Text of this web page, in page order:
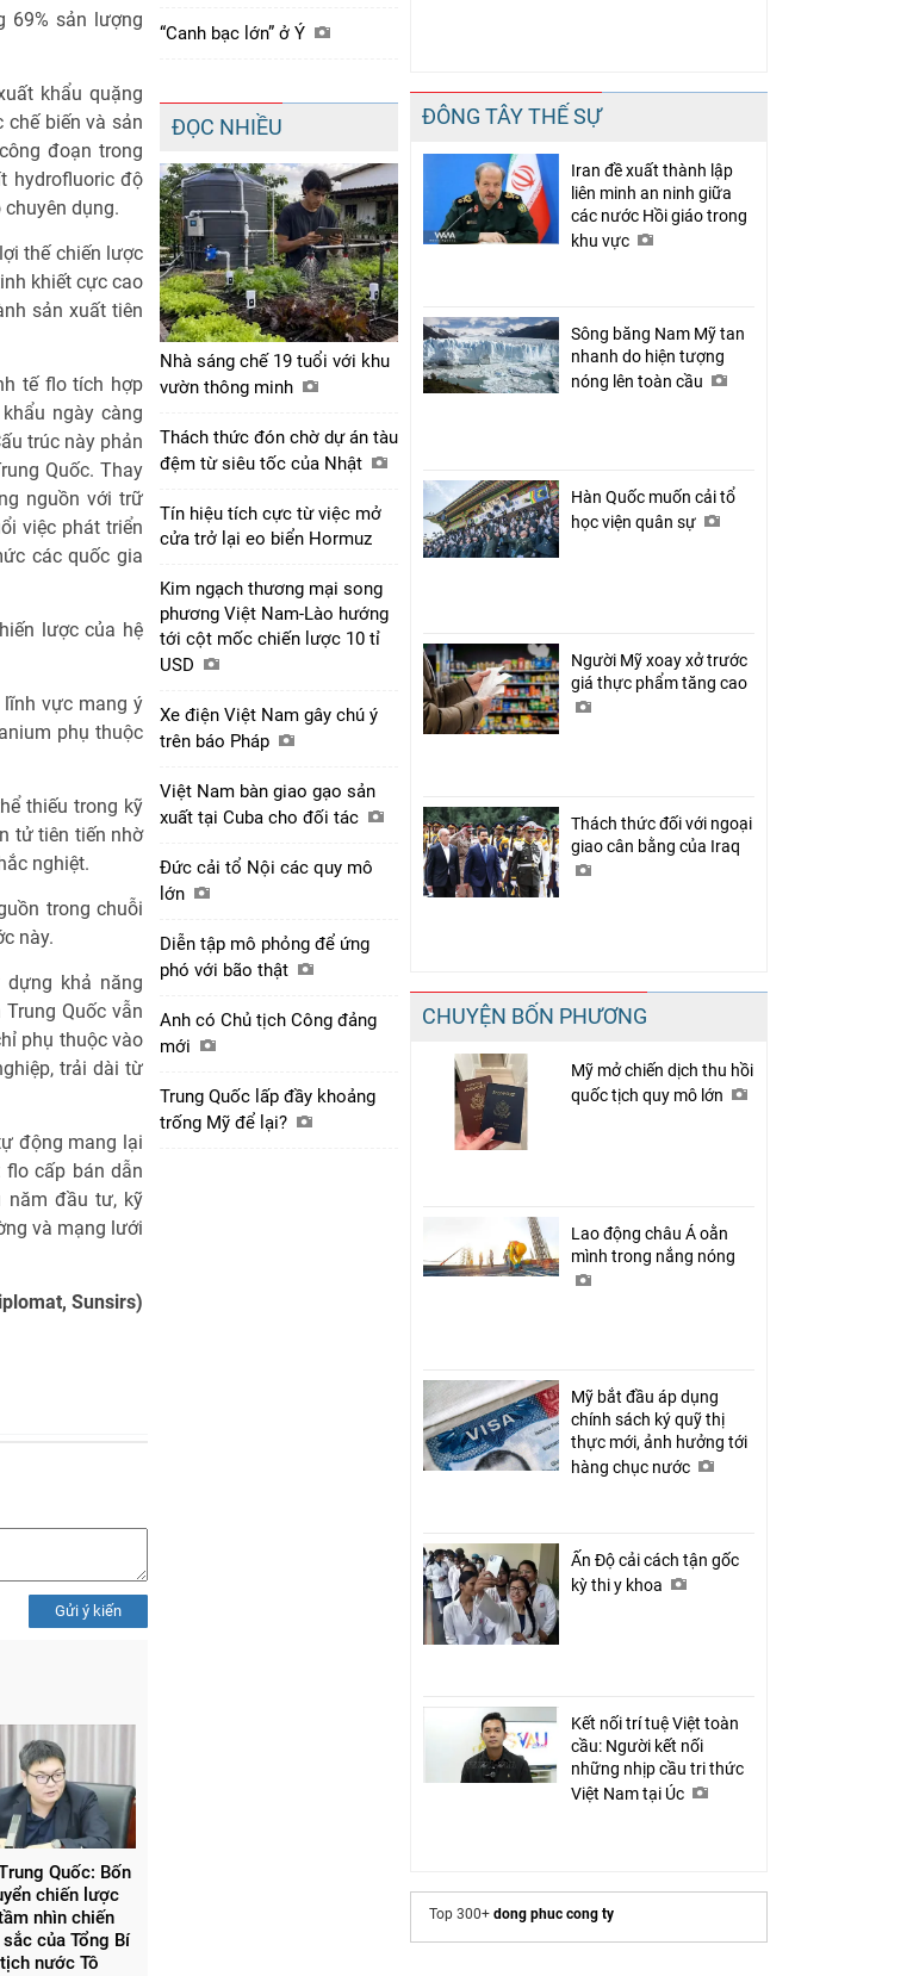
69% sản lượng
khẩu quặng
biến và sản
đoạn trong
hydrofluoric độ
dụng.
thế chiến lược
khiết cực cao
sản xuất tiên
tế flo tích hợp
ngày càng
trúc này phản
Quốc. Thay
nguồn với trữ
việc phát triển
các quốc gia
lược của hệ
lĩnh vực mang ý
phụ thuộc
thiếu trong kỹ
tử tiên tiến nhờ
nghiệt.
trong chuỗi
này.
khả năng
Quốc vẫn
phụ thuộc vào
trải dài từ
động mang lại
cấp bán dẫn
năm đầu tư, kỹ
và mạng lưới
Sunsirs)
Gửi ý kiến
Quốc: Bốn
chiến lược
nhìn chiến
của Tổng Bí
nước Tô
“Canh bạc lớn” ở Ý
ĐỌC NHIỀU
Nhà sáng chế 19 tuổi với khu
vườn thông minh
Thách thức đón chờ dự án tàu
đệm từ siêu tốc của Nhật
Tín hiệu tích cực từ việc mở
cửa trở lại eo biển Hormuz
Kim ngạch thương mại song
phương Việt Nam-Lào hướng
tới cột mốc chiến lược 10 tỉ
USD
Xe điện Việt Nam gây chú ý
trên báo Pháp
Việt Nam bàn giao gạo sản
xuất tại Cuba cho đối tác
Đức cải tổ Nội các quy mô
lớn
Diễn tập mô phỏng để ứng
phó với bão thật
Anh có Chủ tịch Công đảng
mới
Trung Quốc lấp đầy khoảng
trống Mỹ để lại?
ĐÔNG TÂY THẾ SỰ
Iran đề xuất thành lập
liên minh an ninh giữa
các nước Hồi giáo trong
khu vực
Sông băng Nam Mỹ tan
nhanh do hiện tượng
nóng lên toàn cầu
Hàn Quốc muốn cải tổ
học viện quân sự
Người Mỹ xoay xở trước
giá thực phẩm tăng cao
Thách thức đối với ngoại
giao cân bằng của Iraq
CHUYỆN BỐN PHƯƠNG
Mỹ mở chiến dịch thu hồi
quốc tịch quy mô lớn
Lao động châu Á oằn
mình trong nắng nóng
Mỹ bắt đầu áp dụng
chính sách ký quỹ thị
thực mới, ảnh hưởng tới
hàng chục nước
Ấn Độ cải cách tận gốc
kỳ thi y khoa
Kết nối trí tuệ Việt toàn
cầu: Người kết nối
những nhịp cầu tri thức
Việt Nam tại Úc
Top 300+ dong phuc cong ty